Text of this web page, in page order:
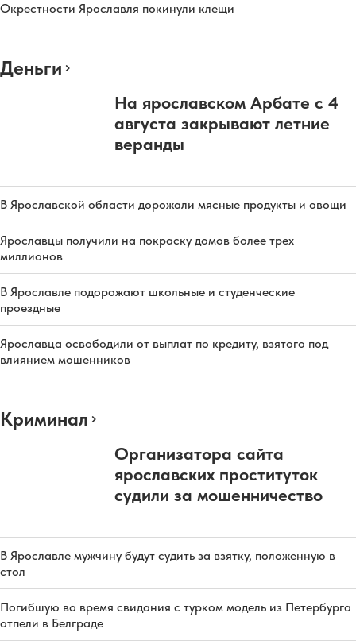
Окрестности Ярославля покинули клещи
Деньги
На ярославском Арбате с 4
августа закрывают летние
веранды
В Ярославской области дорожали мясные продукты и овощи
Ярославцы получили на покраску домов более трех
миллионов
В Ярославле подорожают школьные и студенческие
проездные
Ярославца освободили от выплат по кредиту, взятого под
влиянием мошенников
Криминал
Организатора сайта
ярославских проституток
судили за мошенничество
В Ярославле мужчину будут судить за взятку, положенную в
стол
Погибшую во время свидания с турком модель из Петербурга
отпели в Белграде